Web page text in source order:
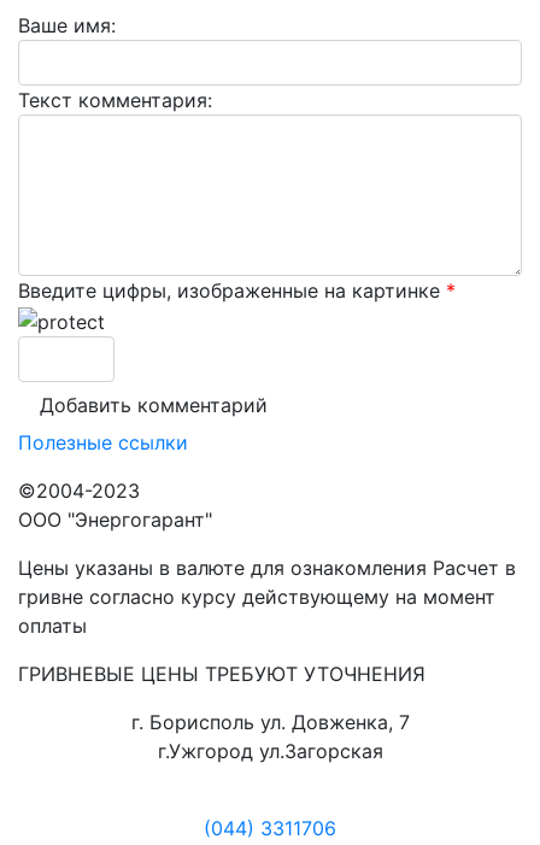
Ваше имя:
Текст комментария:
Введите цифры, изображенные на картинке *
Полезные ссылки
©2004-2023
ООО "Энергогарант"
Цены указаны в валюте для ознакомления Расчет в
гривне согласно курсу действующему на момент
оплаты
ГРИВНЕВЫЕ ЦЕНЫ ТРЕБУЮТ УТОЧНЕНИЯ
г. Борисполь ул. Довженка, 7
г.Ужгород ул.Загорская
(044) 3311706